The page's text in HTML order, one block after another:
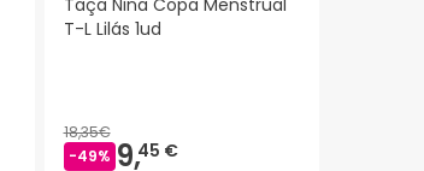
T-L Lilás 1ud
18,35€
-49% 9,45 €